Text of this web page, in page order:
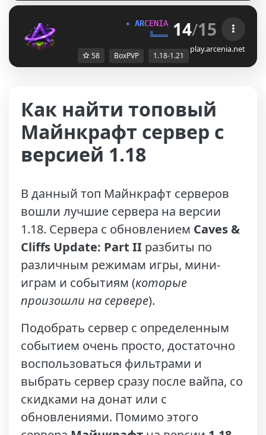
✦ ARCENIA ┃ 1.18.x 1.21.x
╚═══ ʙᴏ xᴘᴠ ᴘ ═══╝
14/15
play.arcenia.net
58 BoxPVP 1.18-1.21
Как найти топовый
Майнкрафт сервер с
версией 1.18
В данный топ Майнкрафт серверов
вошли лучшие сервера на версии
1.18. Сервера с обновлением Caves &
Cliffs Update: Part II разбиты по
различным режимам игры, мини-
играм и событиям (которые
произошли на сервере).
Подобрать сервер с определенным
событием очень просто, достаточно
воспользоваться фильтрами и
выбрать сервер сразу после вайпа, со
скидками на донат или с
обновлениями. Помимо этого